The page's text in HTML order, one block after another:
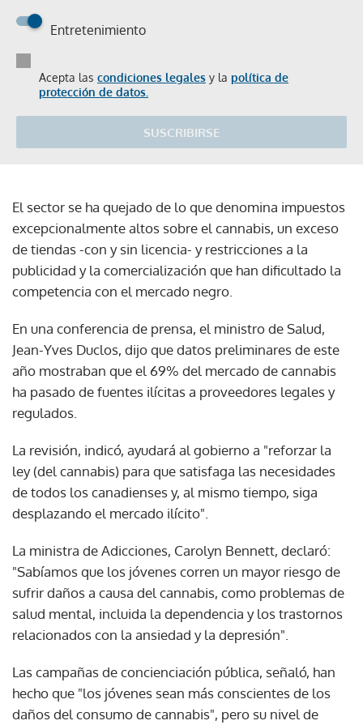
Entretenimiento
Acepta las condiciones legales y la política de
protección de datos.
SUSCRIBIRSE
El sector se ha quejado de lo que denomina impuestos
excepcionalmente altos sobre el cannabis, un exceso
de tiendas -con y sin licencia- y restricciones a la
publicidad y la comercialización que han dificultado la
competencia con el mercado negro.
En una conferencia de prensa, el ministro de Salud,
Jean-Yves Duclos, dijo que datos preliminares de este
año mostraban que el 69% del mercado de cannabis
ha pasado de fuentes ilícitas a proveedores legales y
regulados.
La revisión, indicó, ayudará al gobierno a "reforzar la
ley (del cannabis) para que satisfaga las necesidades
de todos los canadienses y, al mismo tiempo, siga
desplazando el mercado ilícito".
La ministra de Adicciones, Carolyn Bennett, declaró:
"Sabíamos que los jóvenes corren un mayor riesgo de
sufrir daños a causa del cannabis, como problemas de
salud mental, incluida la dependencia y los trastornos
relacionados con la ansiedad y la depresión".
Las campañas de concienciación pública, señaló, han
hecho que "los jóvenes sean más conscientes de los
daños del consumo de cannabis", pero su nivel de